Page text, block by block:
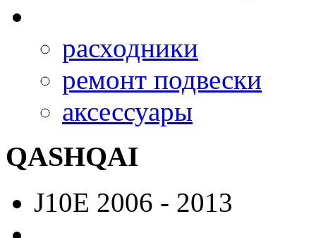
расходники
ремонт подвески
аксессуары
QASHQAI
J10E 2006 - 2013